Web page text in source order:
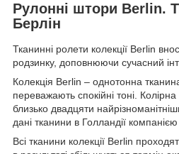
Рулонні штори Berlin.
Берлін
Тканинні ролети колекції Berlin
родзинку, доповнюючи сучасний
Колекція Berlin – однотонна
переважають спокійні тоні.
близько двадцяти
дані тканини в Голландії
Всі тканини колекції Berlin